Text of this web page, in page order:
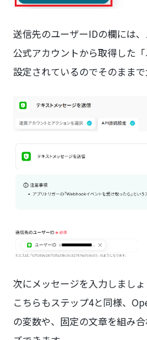
送信先のユーザーIDの欄には
公式アカウントから取得した
設定されているのでそのままで
次にメッセージを入力しましょ
こちらもステップ4と同様、
の変数や、固定の文章を組み